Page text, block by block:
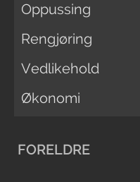
Oppussing
Rengjøring
Vedlikehold
Økonomi
FORELDRE